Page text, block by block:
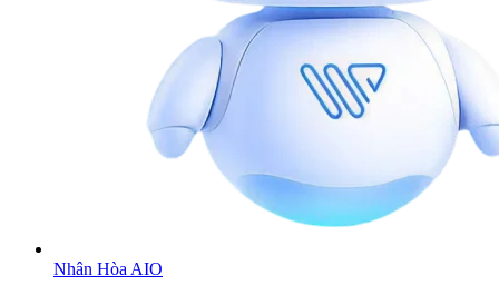
Nhân Hòa AIO